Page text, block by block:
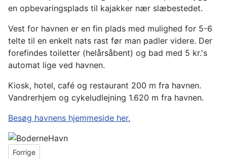
en opbevaringsplads til kajakker nær slæbestedet.
Vest for havnen er en fin plads med mulighed for 5-6
telte til en enkelt nats rast før man padler videre. Der
forefindes toiletter (helårsåbent) og bad med 5 kr.'s
automat lige ved havnen.
Kiosk, hotel, café og restaurant 200 m fra havnen.
Vandrerhjem og cykeludlejning 1.620 m fra havnen.
Besøg havnens hjemmeside her.
Forrige artikel: Aarsdale havn
Forrige